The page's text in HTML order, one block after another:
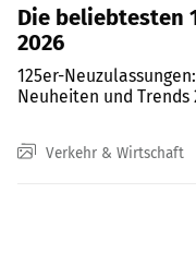
Die beliebtesten
2026
125er-
Neuheiten und Trends
Verkehr & Wirtschaft